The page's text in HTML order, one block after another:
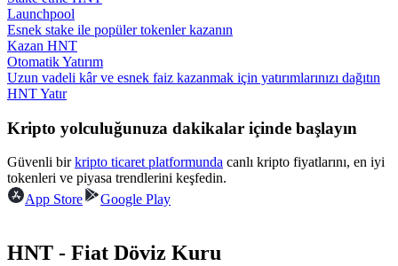
Launchpool
Esnek stake ile popüler tokenler kazanın
Kazan HNT
Otomatik Yatırım
Uzun vadeli kâr ve esnek faiz kazanmak için yatırımlarınızı dağıtın
HNT Yatır
Kripto yolculuğunuza dakikalar içinde başlayın
Güvenli birkripto ticaret platformunda canlı kripto fiyatlarını, en iyi
tokenleri ve piyasa trendlerini keşfedin.
App Store
Google Play
HNT - Fiat Döviz Kuru